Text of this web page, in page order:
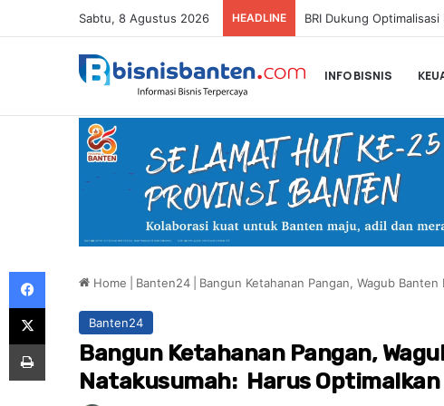
Sabtu, 8 Agustus 2026 HEADLINE
INFO BISNIS
Home Banten24 Bangun Ketahanan Pangan, Wagub
Banten24
Bangun Ketahanan Pangan,
Natakusumah: Harus Optimalkan